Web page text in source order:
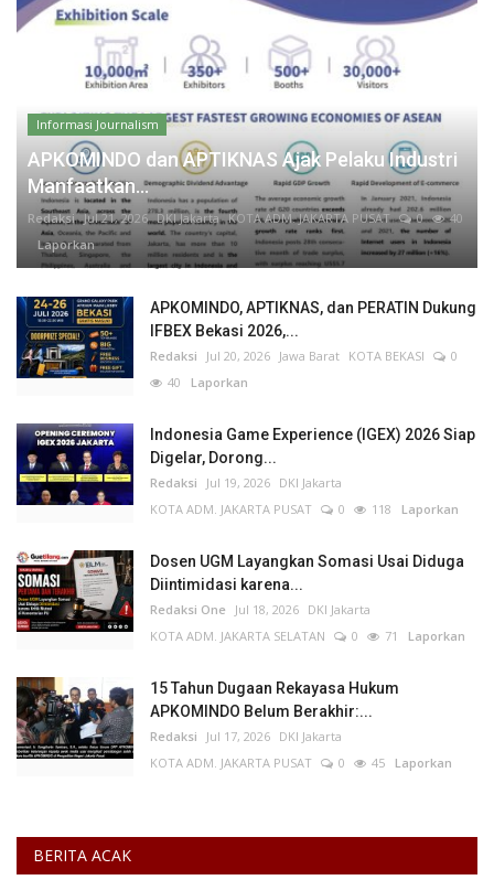
Informasi Journalism
APKOMINDO dan APTIKNAS Ajak Pelaku Industri
Manfaatkan...
Redaksi Jul 21, 2026 DKI Jakarta KOTA ADM. JAKARTA PUSAT 0
40
Laporkan
APKOMINDO, APTIKNAS, dan PERATIN Dukung
IFBEX Bekasi 2026,...
Redaksi Jul 20, 2026 Jawa Barat KOTA BEKASI
0
40 Laporkan
Indonesia Game Experience (IGEX) 2026 Siap
Digelar, Dorong...
Redaksi Jul 19, 2026 DKI Jakarta
KOTA ADM. JAKARTA PUSAT
0 118 Laporkan
Dosen UGM Layangkan Somasi Usai Diduga
Diintimidasi karena...
Redaksi One Jul 18, 2026 DKI Jakarta
KOTA ADM. JAKARTA SELATAN
0 71 Laporkan
15 Tahun Dugaan Rekayasa Hukum
APKOMINDO Belum Berakhir:...
Redaksi Jul 17, 2026 DKI Jakarta
KOTA ADM. JAKARTA PUSAT
0 45 Laporkan
BERITA ACAK